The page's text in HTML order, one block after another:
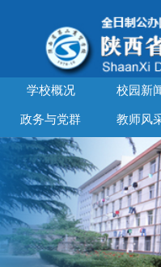
学校概况 校园新
政务与党群 教师风